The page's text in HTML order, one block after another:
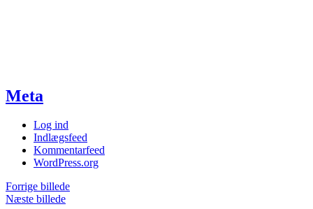
Meta
Log ind
Indlægsfeed
Kommentarfeed
WordPress.org
Forrige billede
Næste billede